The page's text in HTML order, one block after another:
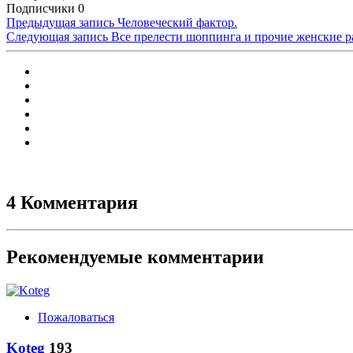
Подписчики 0
Предыдущая запись Человеческий фактор.
Следующая запись Все прелести шоппинга и прочие женские
4 Комментария
Рекомендуемые комментарии
Пожаловаться
Koteg 193